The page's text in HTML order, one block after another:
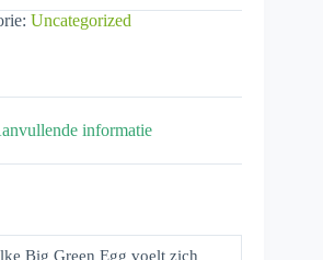
Uncategorized
informatie
Big Green Egg voelt zich